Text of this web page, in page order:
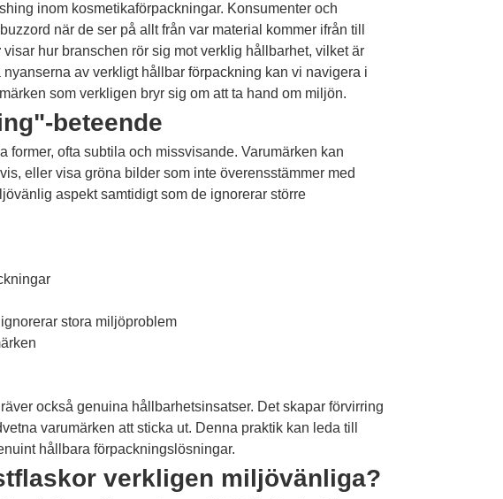
inom kosmetikaförpackningar. Konsumenter och
när de ser på allt från var material kommer ifrån till
visar hur branschen rör sig mot verklig hållbarhet, vilket är
av verkligt hållbar förpackning kan vi navigera i
som verkligen bryr sig om att ta hand om miljön.
beteende
ofta subtila och missvisande. Varumärken kan
eller visa gröna bilder som inte överensstämmer med
aspekt samtidigt som de ignorerar större
stora miljöproblem
också genuina hållbarhetsinsatser. Det skapar förvirring
varumärken att sticka ut. Denna praktik kan leda till
hållbara förpackningslösningar.
verkligen miljövänliga?